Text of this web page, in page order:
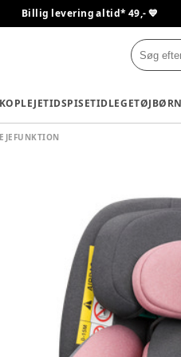
Billig levering altid* 49,- 💙
PLEJETIDSPISETIDLEGETØJ